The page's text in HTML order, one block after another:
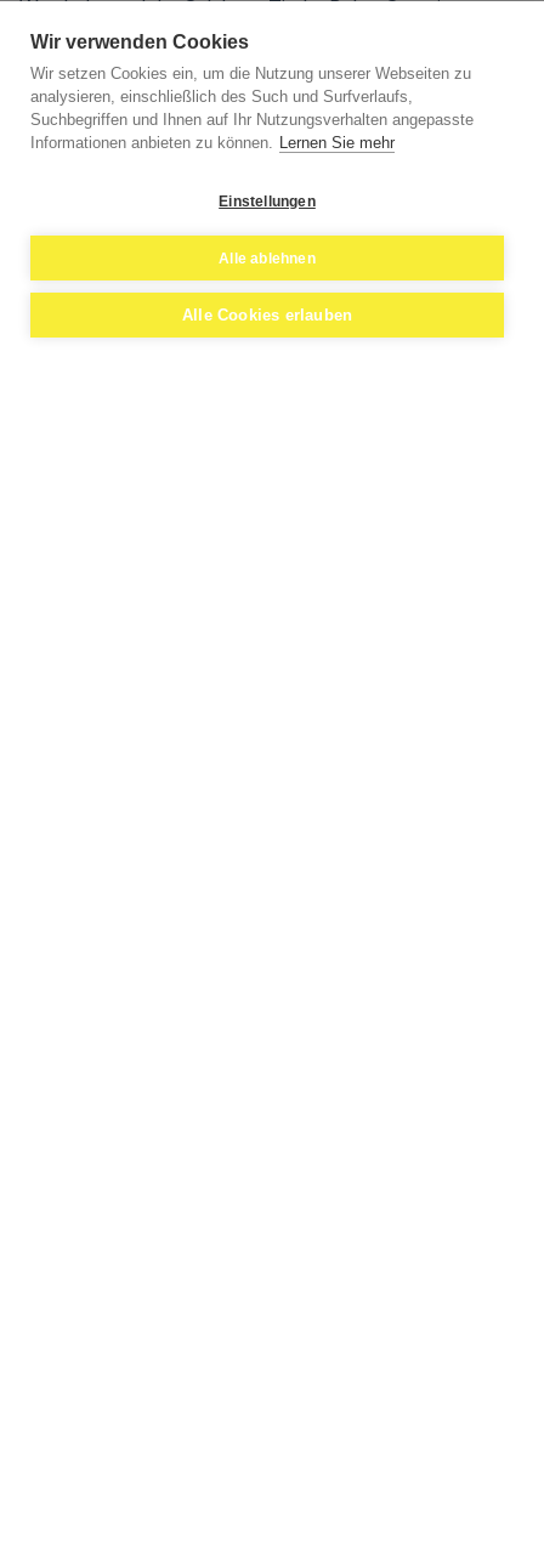
Westbahn und der Salzburg-Tiroler Bahn. Ganz im
Südosten grenzt an der Fürbergstraße (bzw. der Anton-
Graf-Straße) Schallmoos auch an den Stadtteil Parsch. In
Schallmoos leben heute etwa 11.000 Bewohner.
Wir verwenden Cookies
Wir setzen Cookies ein, um die Nutzung unserer Webseiten zu
analysieren, einschließlich des Such und Surfverlaufs,
Suchbegriffen und Ihnen auf Ihr Nutzungsverhalten angepasste
Informationen anbieten zu können. Lernen Sie mehr
Einstellungen
Alle ablehnen
Alle Cookies erlauben